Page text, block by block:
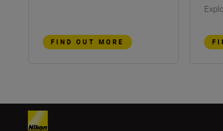
FIND OUT MORE